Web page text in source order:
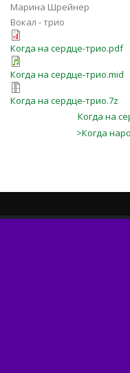
Марина Шрейнер
Вокал - трио
Когда на сердце-трио.pdf
Когда на сердце-трио.mid
Когда на сердце-трио.7z
Когда на
>Когда